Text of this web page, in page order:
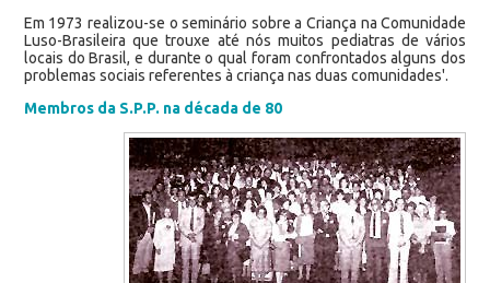
Em 1973 realizou-se o seminário sobre a Criança na Comunidade
Luso-Brasileira que trouxe até nós muitos pediatras de vários
locais do Brasil, e durante o qual foram confrontados alguns dos
problemas sociais referentes à criança nas duas comunidades'.
Membros da S.P.P. na década de 80